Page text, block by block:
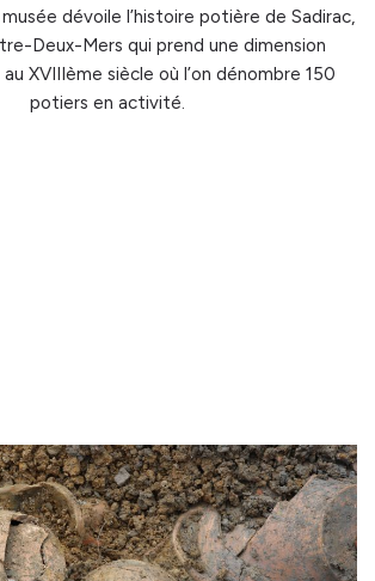
dévoile l’histoire potière de Sadirac,
Deux-Mers qui prend une dimension
XVIIIème siècle où l’on dénombre 150
potiers en activité.